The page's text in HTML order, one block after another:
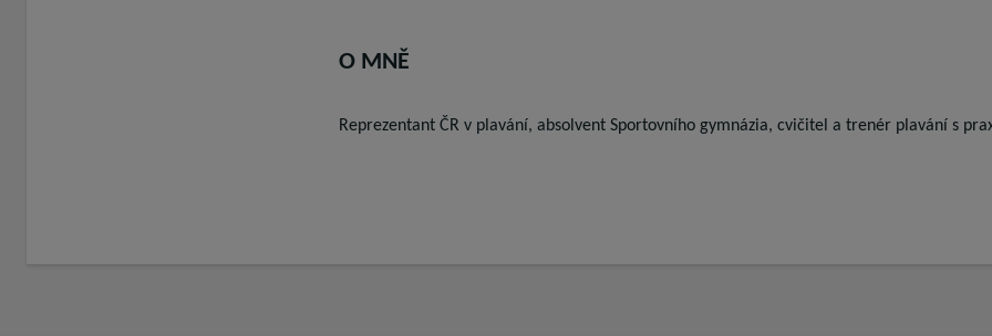
O MNĚ
Reprezentant ČR v plavání, absolvent Sportovního gymnázia, cvičitel a trenér plavání s